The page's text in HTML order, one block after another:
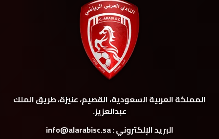
المملكة العربية السعودية، القصيم، عنيزة، طريق الملك
عبدالعزيز.
البريد الإلكتروني : info@alarabisc.sa